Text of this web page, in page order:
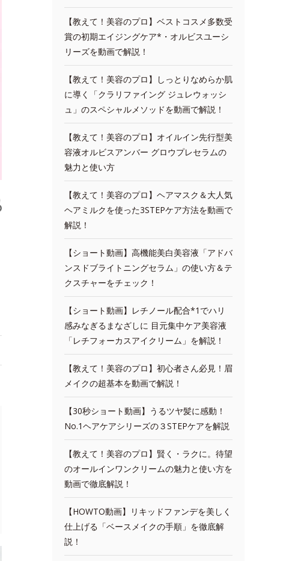
【教えて！美容のプロ】ベストコスメ多数受
賞の初期エイジングケア*・オルビスユーシ
リーズを動画で解説！
【教えて！美容のプロ】しっとりなめらか肌
に導く「クラリファイング ジュレウォッシ
ュ」のスペシャルメソッドを動画で解説！
【教えて！美容のプロ】オイルイン先行型美
容液オルビスアンバー グロウプレセラムの
魅力と使い方
【教えて！美容のプロ】ヘアマスク＆大人気
ヘアミルクを使った3STEPケア方法を動画で
解説！
【ショート動画】高機能美白美容液「アドバ
ンスドブライトニングセラム」の使い方＆テ
クスチャーをチェック！
【ショート動画】レチノール配合*1でハリ
感みなぎるまなざしに 目元集中ケア美容液
「レチフォーカスアイクリーム」を解説！
【教えて！美容のプロ】初心者さん必見！眉
メイクの超基本を動画で解説！
【30秒ショート動画】うるツヤ髪に感動！
No.1ヘアケアシリーズの３STEPケアを解説
【教えて！美容のプロ】賢く・ラクに。待望
のオールインワンクリームの魅力と使い方を
動画で徹底解説！
【HOWTO動画】リキッドファンデを美しく
仕上げる「ベースメイクの手順」を徹底解
説！